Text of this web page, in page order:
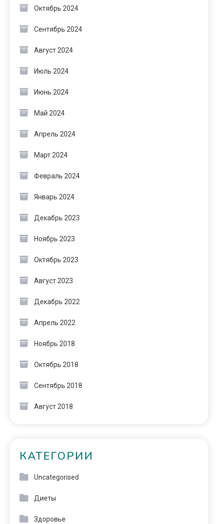
Октябрь 2024
Сентябрь 2024
Август 2024
Июль 2024
Июнь 2024
Май 2024
Апрель 2024
Март 2024
Февраль 2024
Январь 2024
Декабрь 2023
Ноябрь 2023
Октябрь 2023
Август 2023
Декабрь 2022
Апрель 2022
Ноябрь 2018
Октябрь 2018
Сентябрь 2018
Август 2018
КАТЕГОРИИ
Uncategorised
Диеты
Здоровье